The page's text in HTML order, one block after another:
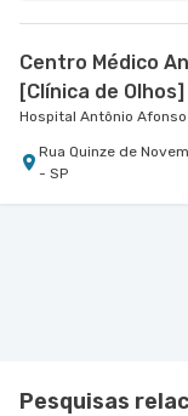
Centro Médico
[Clínica de Olhos]
Hospital Antônio Afonso
Rua Quinze de
- SP
Pesquisas